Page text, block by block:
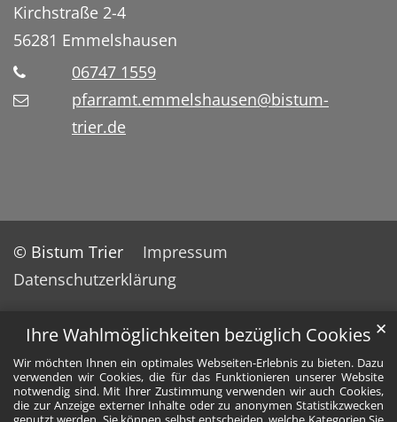
Ihre Wahlmöglichkeiten bezüglich Cookies
Wir möchten Ihnen ein optimales Webseiten-Erlebnis zu bieten. Dazu
verwenden wir Cookies, die für das Funktionieren unserer Website
notwendig sind. Mit Ihrer Zustimmung verwenden wir auch Cookies,
die zur Anzeige externer Inhalte oder zu anonymen Statistikzwecken
✕
Kirchstraße 2-4
56281 Emmelshausen
06747 1559
pfarramt.emmelshausen@bistum-
trier.de
© Bistum Trier
Impressum
Datenschutzerklärung